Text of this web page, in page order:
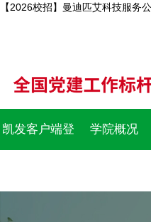
【2026校招】曼迪匹艾科技服务
凯发客户端登 学院概况